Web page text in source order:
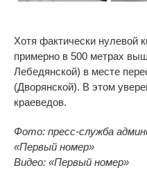
Хотя фактически нулевой
примерно в 500 метрах
Лебедянской) в месте
(Дворянской). В этом
краеведов.
Фото: пресс-служба
«Первый номер»
Видео: «Первый номер»